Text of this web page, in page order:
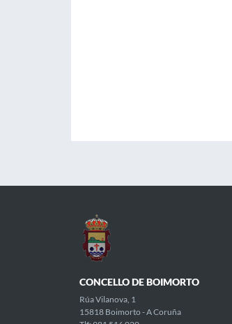
CONCELLO DE BOIMORTO
Rúa Vilanova, 1
15818 Boimorto - A Coruña